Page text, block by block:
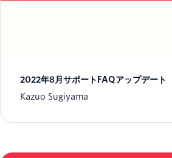
2022年8月サポートFAQアップデート
Kazuo Sugiyama